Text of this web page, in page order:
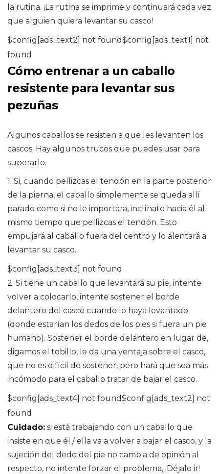
la rutina. ¡La rutina se imprime y continuará cada vez
que alguien quiera levantar su casco!
$config[ads_text2] not found$config[ads_text1] not
found
Cómo entrenar a un caballo
resistente para levantar sus
pezuñas
Algunos caballos se resisten a que les levanten los
cascos. Hay algunos trucos que puedes usar para
superarlo.
1. Si, cuando pellizcas el tendón en la parte posterior
de la pierna, el caballo simplemente se queda allí
parado como si no le importara, inclínate hacia él al
mismo tiempo que pellizcas el tendón. Esto
empujará al caballo fuera del centro y lo alentará a
levantar su casco.
$config[ads_text3] not found
2. Si tiene un caballo que levantará su pie, intente
volver a colocarlo, intente sostener el borde
delantero del casco cuando lo haya levantado
(donde estarían los dedos de los pies si fuera un pie
humano). Sostener el borde delantero en lugar de,
digamos el tobillo, le da una ventaja sobre el casco,
que no es difícil de sostener, pero hará que sea más
incómodo para el caballo tratar de bajar el casco.
$config[ads_text4] not found$config[ads_text2] not
found
Cuidado: si está trabajando con un caballo que
insiste en que él / ella va a volver a bajar el casco, y la
sujeción del dedo del pie no cambia de opinión al
respecto, no intente forzar el problema, ¡Déjalo ir!